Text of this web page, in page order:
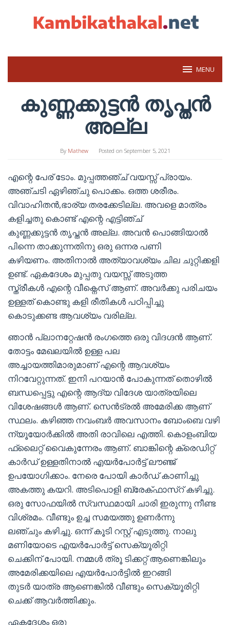
MENU
കുണ്ണക്കുട്ടൻ തൃപ്തൻ
അല്ല
By Mathew Posted on September 5, 2021
എന്റെ പേര് ടോം. മുപ്പത്തഞ്ച് വയസ്സ് പ്രായം.
അഞ്ചടി ഏഴിഞ്ചു പൊക്കം. ഒത്ത ശരീരം.
വിവാഹിതൻ,ഭാര്യ തരക്കേടില്ല. അവളെ മാത്രം
കളിച്ചതു കൊണ്ട് എന്റെ എട്ടിഞ്ച്
കുണ്ണക്കുട്ടൻ തൃപ്തൻ അല്ല. അവൻ പൊങ്ങിയാൽ
പിന്നെ താക്കുന്നതിനു ഒരു ഒന്നര പണി
കഴിയണം. അതിനാൽ അത്യാവശ്യം ചില ചുറ്റിക്കളി
ഉണ്ട്. ഏകദേശം മുപ്പതു വയസ്സ് അടുത്ത
സ്ത്രീകൾ എന്റെ വീക്നെസ് ആണ്. അവർക്കു പരിചയം
ഉള്ളത് കൊണ്ടു കളി രീതികൾ പഠിപ്പിച്ചു
കൊടുക്കണ്ട ആവശ്യം വരില്ല.
ഞാൻ പ്ലാനറ്റേഷൻ രംഗത്തെ ഒരു വിദഗ്ദൻ ആണ്.
തോട്ടം മേഖലയിൽ ഉള്ള പല
അച്ചായത്തിമാരുമാണ് എന്റെ ആവശ്യം
നിറവേറ്റുന്നത്. ഇനി പറയാൻ പോകുന്നത് തൊഴിൽ
ബന്ധപ്പെട്ടു എന്റെ ആദ്യ വിദേശ യാത്രയിലെ
വിശേഷങ്ങൾ ആണ്. സെൻട്രൽ അമേരിക്ക ആണ്
സ്ഥലം. കഴിഞ്ഞ നവംബർ അവസാനം ബോംബെ വഴി
ന്യൂയോർക്കിൽ അതി രാവിലെ എത്തി. കൊളംബിയ
ഫ്ലൈറ്റ് വൈകുന്നേരം ആണ്. ബാങ്കിന്റെ ക്രെഡിറ്റ്
കാർഡ് ഉള്ളതിനാൽ എയർപോർട്ട് ലൗഞ്ജ്
ഉപയോഗിക്കാം. നേരെ പോയി കാർഡ് കാണിച്ചു
അകത്തു കയറി. അടിപൊളി ബ്രേക്ഫാസ്റ് കഴിച്ചു.
ഒരു സോഫയിൽ സ്വസ്ഥമായി ചാരി ഇരുന്നു നീണ്ട
വിശ്രമം. വീണ്ടും ഉച്ച സമയത്തു ഉണർന്നു
ലഞ്ചും കഴിച്ചു. ഒന്ന് കൂടി റസ്റ്റ് എടുത്തു. നാലു
മണിയോടെ എയർപോർട്ട് സെക്യൂരിറ്റി
ചെക്കിന് പോയി. നമ്മൾ ത്രൂ ടിക്കറ്റ് ആണെങ്കിലും
അമേരിക്കയിലെ എയർപോർട്ടിൽ ഇറങ്ങി
തുടർ യാത്ര ആണെങ്കിൽ വീണ്ടും സെക്യൂരിറ്റി
ചെക്ക് ആവർത്തിക്കും.
ഏകദേശം ഒരു